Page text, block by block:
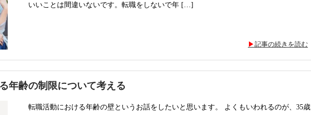
いいことは間違いないです。転職をしないで年 […]
記事の続きを読む
年齢の制限について考える
転職活動における年齢の壁というお話をしたいと思います。 よくもいわれるのが、35歳